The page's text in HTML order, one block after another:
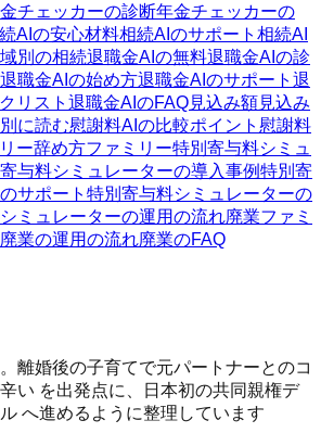
チェッカーの診断年金チェッカーの
AIの安心材料相続AIのサポート 相続AI
別の相続退職金AIの無料退職金AIの診
退職金AIの始め方退職金AIのサポート 退
リスト 退職金AIのFAQ見込み額見込み
に読む慰謝料AIの比較ポイント 慰謝料
ー辞め方ファミリー特別寄与料シミュ
与料シミュレーターの導入事例特別寄
サポート 特別寄与料シミュレーターの
ミュレーターの運用の流れ廃業ファミ
廃業の運用の流れ廃業のFAQ
離婚後の子育てで元パートナーとのコ
い を出発点に、日本初の共同親権デ
へ進めるように整理しています